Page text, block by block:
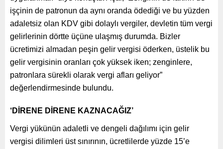
işçinin de patronun da aynı oranda ödediği ve bu yüzden
adaletsiz olan KDV gibi dolaylı vergiler, devletin tüm vergi
gelirlerinin dörtte üçüne ulaşmış durumda. Bizler
ücretimizi almadan peşin gelir vergisi öderken, üstelik bu
gelir vergisinin oranları çok yüksek iken; zenginlere,
patronlara sürekli olarak vergi afları geliyor”
değerlendirmesinde bulundu.
‘DİRENE DİRENE KAZNACAĞIZ’
Vergi yükünün adaletli ve dengeli dağılımı için gelir
vergisi dilimleri üst sınırının, ücretlilerde yüzde 15’e